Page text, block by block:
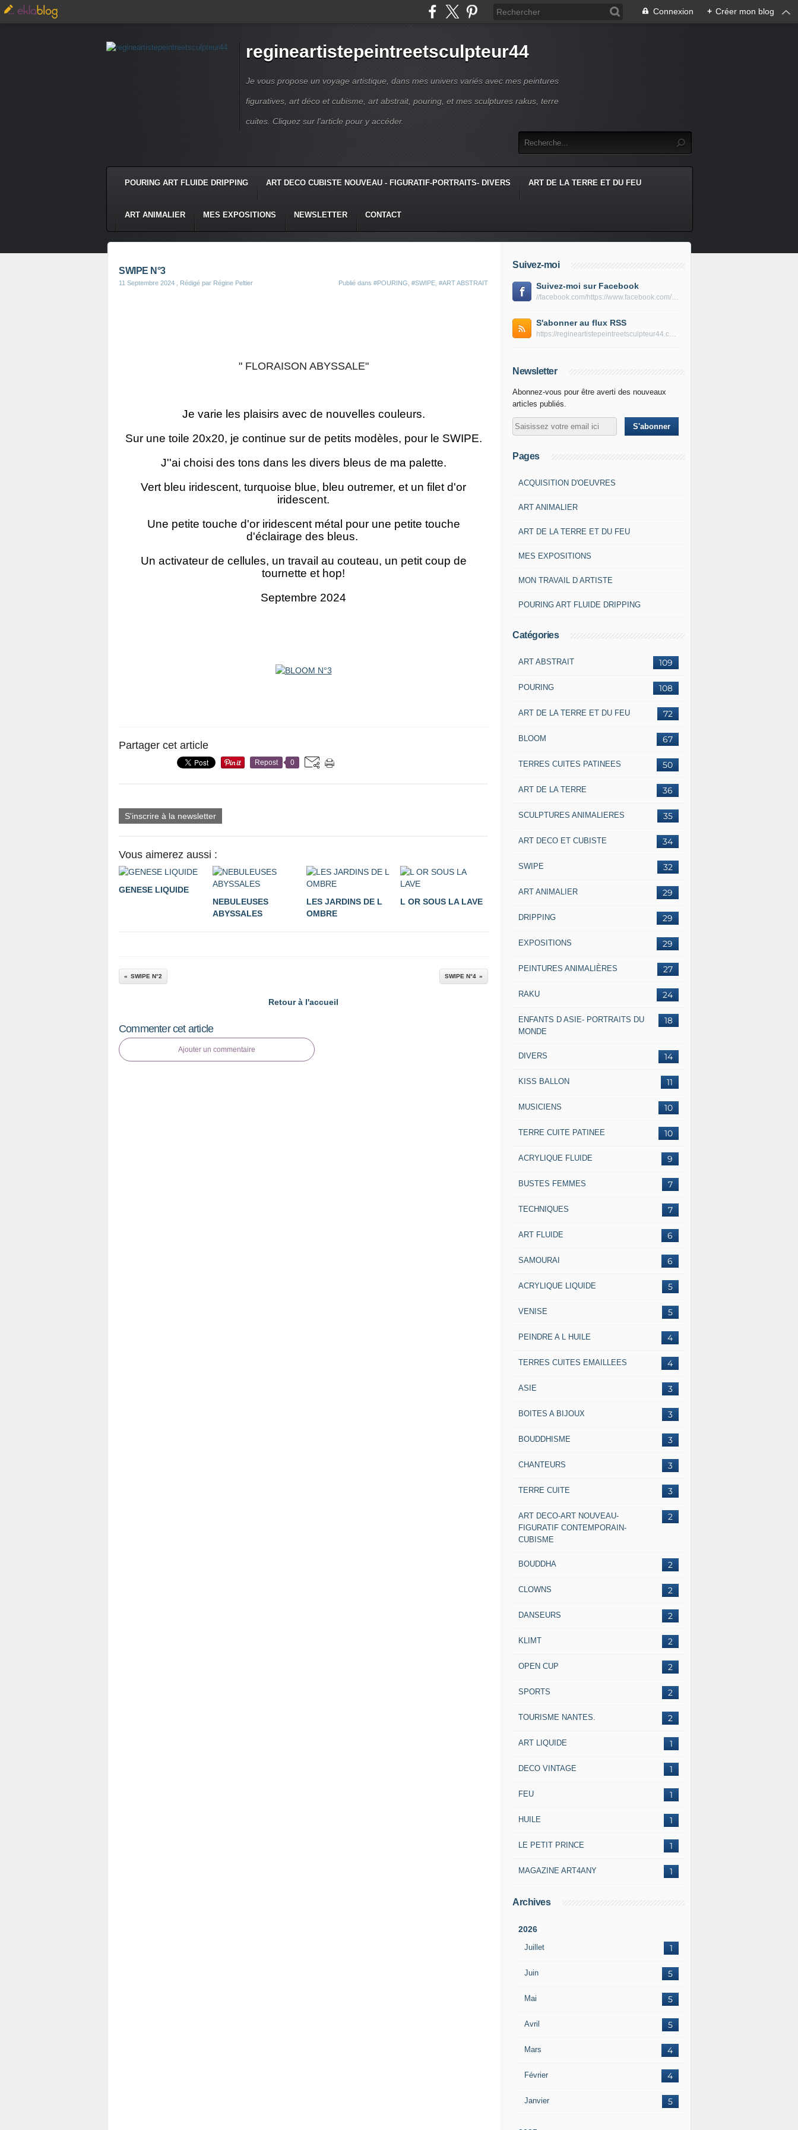
Connexion + Créer mon blog
regineartistepeintreetsculpteur44
Je vous propose un voyage artistique, dans mes univers variés avec mes peintures
figuratives, art déco et cubisme, art abstrait, pouring, et mes sculptures rakus, terre
cuites. Cliquez sur l'article pour y accéder.
POURING ART FLUIDE DRIPPING ART DECO CUBISTE NOUVEAU - FIGURATIF-PORTRAITS- DIVERS ART DE LA TERRE ET DU FEU
ART ANIMALIER MES EXPOSITIONS NEWSLETTER CONTACT
SWIPE N°3
11 Septembre 2024 , Rédigé par Régine Peltier Publié dans #POURING #SWIPE #ART ABSTRAIT
" FLORAISON ABYSSALE"
Je varie les plaisirs avec de nouvelles couleurs.
Sur une toile 20x20, je continue sur de petits modèles, pour le SWIPE.
J''ai choisi des tons dans les divers bleus de ma palette.
Vert bleu iridescent, turquoise blue, bleu outremer, et un filet d'or
iridescent.
Une petite touche d'or iridescent métal pour une petite touche
d'éclairage des bleus.
Un activateur de cellules, un travail au couteau, un petit coup de
tournette et hop!
Septembre 2024
Partager cet article
Repost 0
S'inscrire à la newsletter
Vous aimerez aussi :
GENESE LIQUIDE
NEBULEUSES
ABYSSALES
LES JARDINS DE L
OMBRE
L OR SOUS LA LAVE
SWIPE N°2 SWIPE N°4
Retour à l'accueil
Commenter cet article
Ajouter un commentaire
Suivez-moi
Suivez-moi sur Facebook
//facebook.com/https://www.facebook.com/peltierregine
S'abonner au flux RSS
https://regineartistepeintreetsculpteur44.com/rss
Newsletter
Abonnez-vous pour être averti des nouveaux
articles publiés.
Pages
ACQUISITION D'OEUVRES
ART ANIMALIER
ART DE LA TERRE ET DU FEU
MES EXPOSITIONS
MON TRAVAIL D ARTISTE
POURING ART FLUIDE DRIPPING
Catégories
109
ART ABSTRAIT
108
POURING
72
ART DE LA TERRE ET DU FEU
67
BLOOM
50
TERRES CUITES PATINEES
36
ART DE LA TERRE
35
SCULPTURES ANIMALIERES
34
ART DECO ET CUBISTE
32
SWIPE
29
ART ANIMALIER
29
DRIPPING
29
EXPOSITIONS
27
PEINTURES ANIMALIÈRES
24
RAKU
18
ENFANTS D ASIE- PORTRAITS DU
MONDE
14
DIVERS
11
KISS BALLON
10
MUSICIENS
10
TERRE CUITE PATINEE
9
ACRYLIQUE FLUIDE
7
BUSTES FEMMES
7
TECHNIQUES
6
ART FLUIDE
6
SAMOURAI
5
ACRYLIQUE LIQUIDE
5
VENISE
4
PEINDRE A L HUILE
4
TERRES CUITES EMAILLEES
3
ASIE
3
BOITES A BIJOUX
3
BOUDDHISME
3
CHANTEURS
3
TERRE CUITE
2
ART DECO-ART NOUVEAU-
FIGURATIF CONTEMPORAIN-
CUBISME
2
BOUDDHA
2
CLOWNS
2
DANSEURS
2
KLIMT
2
OPEN CUP
2
SPORTS
2
TOURISME NANTES.
1
ART LIQUIDE
1
DECO VINTAGE
1
FEU
1
HUILE
1
LE PETIT PRINCE
1
MAGAZINE ART4ANY
Archives
2026
Juillet 1
Juin 5
Mai 5
Avril 5
Mars 4
Février 4
Janvier 5